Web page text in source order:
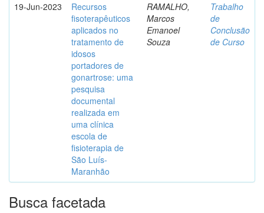
19-Jun-2023
Recursos
fisoterapêuticos
aplicados no
tratamento de
idosos
portadores de
gonartrose: uma
pesquisa
documental
realizada em
uma clínica
escola de
fisioterapia de
São Luís-
Maranhão
RAMALHO,
Marcos
Emanoel
Souza
Trabalho
de
Conclusão
de Curso
Busca facetada